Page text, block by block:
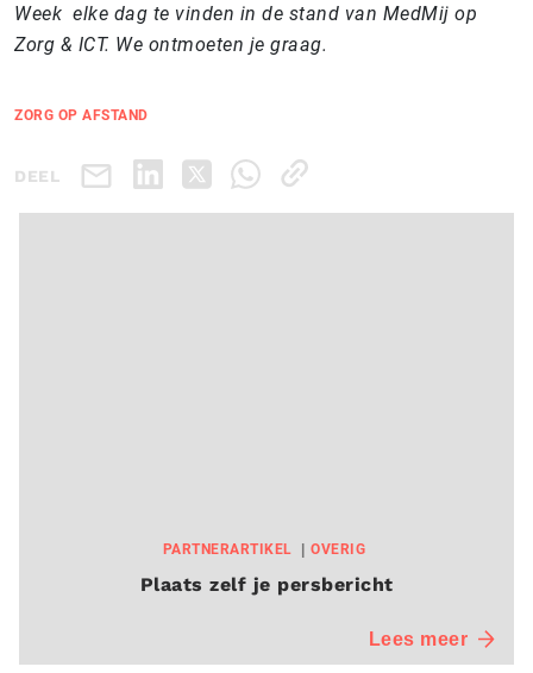
Week elke dag te vinden in de stand van MedMij op
Zorg & ICT. We ontmoeten je graag.
ZORG OP AFSTAND
DEEL
PARTNERARTIKEL OVERIG
Plaats zelf je persbericht
Lees meer